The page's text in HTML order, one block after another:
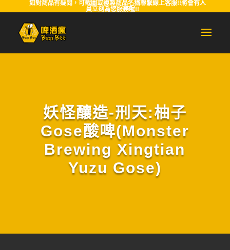
如對商品有疑問，可截圖或複製商品名稱聯繫線上客服!!將會有人
員立刻為您服務喔!!
妖怪釀造-刑天:柚子
Gose酸啤(Monster
Brewing Xingtian
Yuzu Gose)